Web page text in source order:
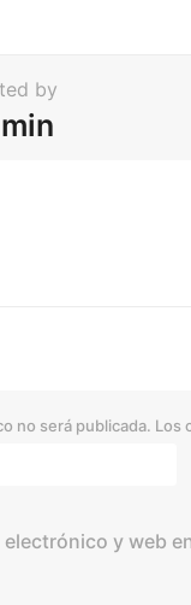
by
no será publicada. Los
y web